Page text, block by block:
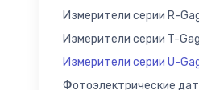
Измерители серии R-
Измерители серии T-
Измерители серии U-
Фотоэлектрические